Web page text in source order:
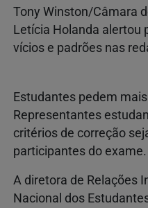
Tony Winston/Câmara
Letícia Holanda alertou
vícios e padrões nas
Estudantes pedem
Representantes
critérios de correção
participantes do exame.
A diretora de Relações
Nacional dos